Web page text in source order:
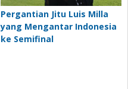
Pergantian Jitu Luis Milla
yang Mengantar Indonesia
ke Semifinal